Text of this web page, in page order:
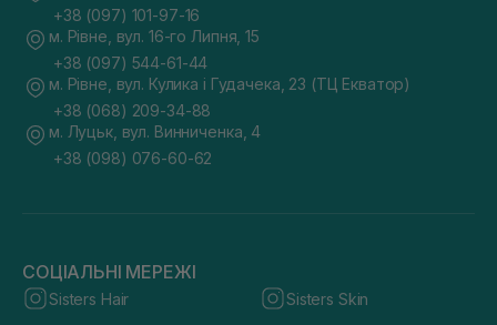
+38 (097) 101-97-16
м. Рівне, вул. 16-го Липня, 15
+38 (097) 544-61-44
м. Рівне, вул. Кулика і Гудачека, 23 (ТЦ Екватор)
+38 (068) 209-34-88
м. Луцьк, вул. Винниченка, 4
+38 (098) 076-60-62
СОЦІАЛЬНІ МЕРЕЖІ
Sisters Hair Sisters Skin